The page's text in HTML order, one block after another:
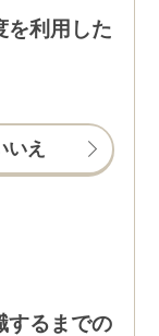
を利用した
いえ
するまでの